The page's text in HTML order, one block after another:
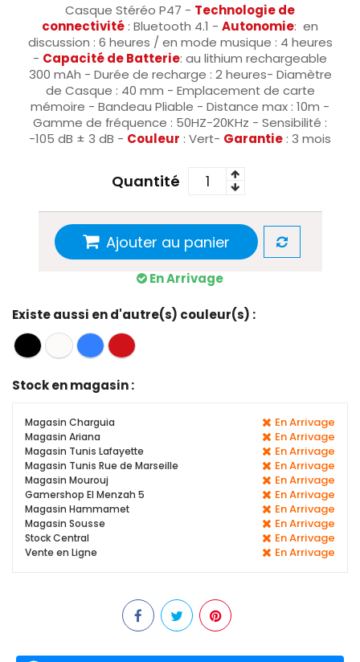
Casque Stéréo P47 - Technologie de
connectivité : Bluetooth 4.1 - Autonomie: en
discussion : 6 heures / en mode musique : 4 heures
- Capacité de Batterie: au lithium rechargeable
300 mAh - Durée de recharge : 2 heures- Diamètre
de Casque : 40 mm - Emplacement de carte
mémoire - Bandeau Pliable - Distance max : 10m -
Gamme de fréquence : 50HZ-20KHz - Sensibilité :
-105 dB ± 3 dB - Couleur : Vert- Garantie : 3 mois
Quantité
Ajouter au panier
En Arrivage
Existe aussi en d'autre(s) couleur(s) :
Stock en magasin :
Magasin Charguia En Arrivage
Magasin Ariana En Arrivage
Magasin Tunis Lafayette En Arrivage
Magasin Tunis Rue de Marseille En Arrivage
Magasin Mourouj En Arrivage
Gamershop El Menzah 5 En Arrivage
Magasin Hammamet En Arrivage
Magasin Sousse En Arrivage
Stock Central En Arrivage
Vente en Ligne En Arrivage